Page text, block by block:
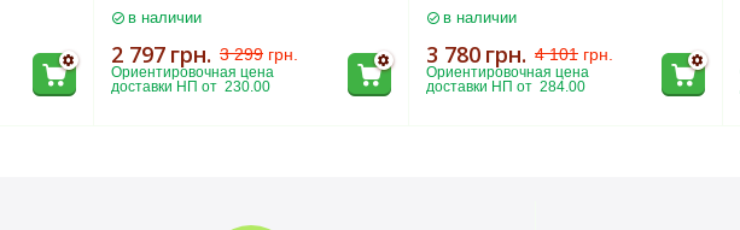
в наличии
3 299 грн.
2 797 грн.
Ориентировочная цена
доставки НП от  230.00
в наличии
4 101 грн.
3 780 грн.
Ориентировочная цена
доставки НП от  284.00